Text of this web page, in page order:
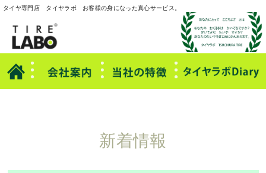
本文へ
タイヤ専門店 タイヤラボ お客様の身になった真心サービス。
新着情報